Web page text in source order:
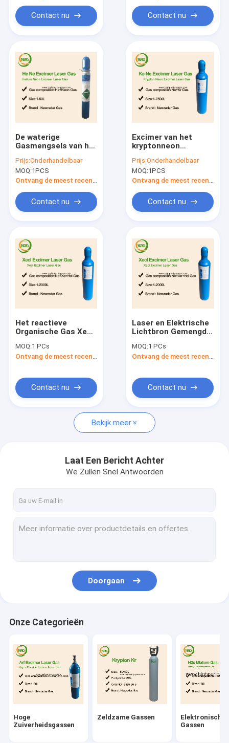
Producten
Over ons
Fabrieksreis
Vraag een offerte aan
Hoge Zuiverheidsgassen
Zeldzame Gassen
Organische Gassen
Isotopische Gassen
Het Materiaal van het specialiteitgas
Contact nu Contact nu
De waterige
Gasmengsels van het
het
Waterstofchloride
voor Excimer Lasers
Prijs:Onderhandelbaar
MOQ:1PCS
Ontvang de meest recente Prijs
Contact nu
Excimer van het
kryptonneon
Prijs:Onderhandelbaar
MOQ:1PCS
Ontvang de meest recente Prijs
Contact nu
Het reactieve
Organische Gas XeF
Geurloze NeF van de
Gassenkaliberbepaling
MOQ:1 PCs
Contact nu
Laser en Elektrische
Lichtbron Gemengde
MOQ:1 PCs
Contact nu
Bekijk meer
Laat Een Bericht Achter
We Zullen Snel Antwoorden
Doorgaan
Onze Categorieën
Hoge
Zuiverheidsgassen
Zeldzame Gassen
Elektronische
Gassen